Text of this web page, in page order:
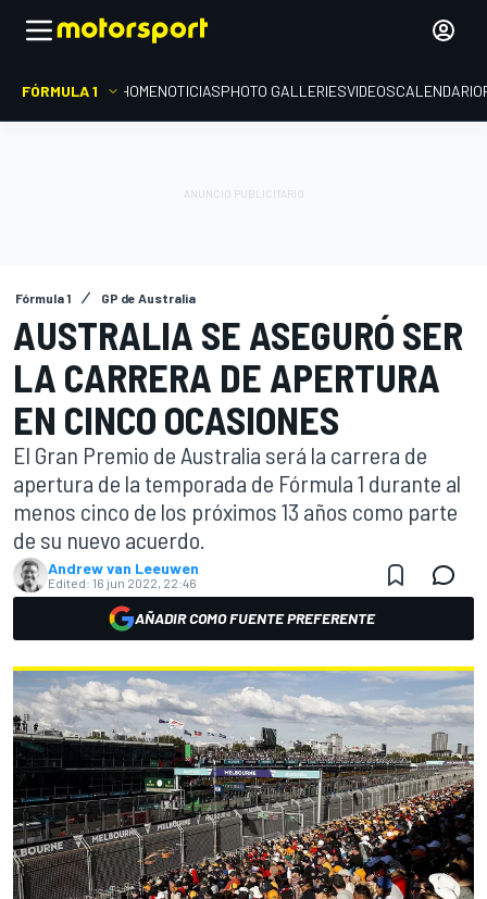
FÓRMULA 1 HOMENOTICIASPHOTO GALLERIESVIDEOSCALENDARIO
Fórmula 1 GP de Australia
AUSTRALIA SE ASEGURÓ SER
LA CARRERA DE APERTURA
EN CINCO OCASIONES
El Gran Premio de Australia será la carrera de
apertura de la temporada de Fórmula 1 durante al
menos cinco de los próximos 13 años como parte
de su nuevo acuerdo.
Andrew van Leeuwen
Edited: 16 jun 2022, 22:46
AÑADIR COMO FUENTE PREFERENTE